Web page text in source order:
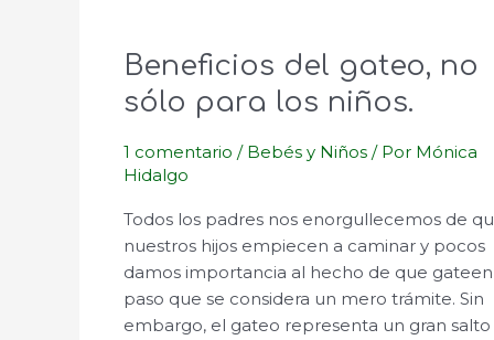
Beneficios del gateo, no
sólo para los niños.
1 comentario / Bebés y Niños / Por Mónica
Hidalgo
Todos los padres nos enorgullecemos de
nuestros hijos empiecen a caminar y pocos
damos importancia al hecho de que
paso que se considera un mero trámite. Sin
embargo, el gateo representa un gran salto